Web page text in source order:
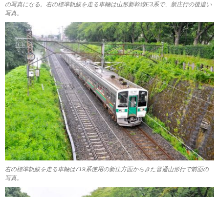
の写真になる。右の標準軌線を走る車輛は山形新幹線E3系で、新庄行の後追い
写真。
右の標準軌線を走る車輛は719系使用の新庄方面からきた普通山形行で前面の
写真。